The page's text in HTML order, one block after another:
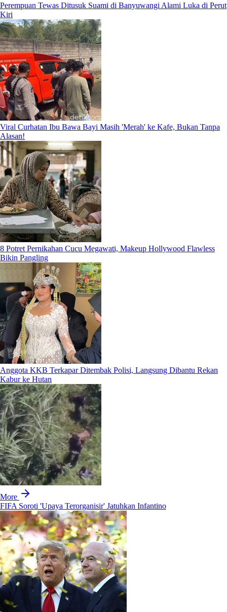
Perempuan Tewas Ditusuk Suami di Banyuwangi Alami Luka di Perut
Kiri
Viral Curhatan Ibu Bawa Bayi Masih 'Merah' ke Kafe, Bukan Tanpa
Alasan!
8 Potret Pernikahan Cucu Megawati, Makeup Hollywood Flawless
Bikin Pangling
Anggota KKB Terkapar Ditembak Polisi, Langsung Dibantu Rekan
Kabur ke Hutan
More
FIFA Soroti 'Upaya Terorganisir' Jatuhkan Infantino